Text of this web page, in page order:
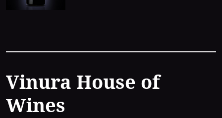
Contact
Vinura House of
Wines